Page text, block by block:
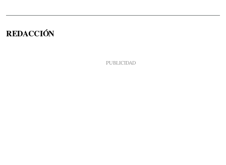
REDACCIÓN